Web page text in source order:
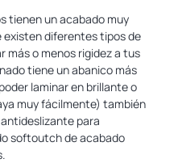
tienen un acabado muy
existen diferentes tipos de
más o menos rigidez a tus
tiene un abanico más
laminar en brillante o
muy fácilmente) también
para
softoutch de acabado